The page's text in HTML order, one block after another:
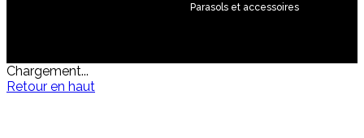
Parasols et accessoires
Chargement...
Retour en haut